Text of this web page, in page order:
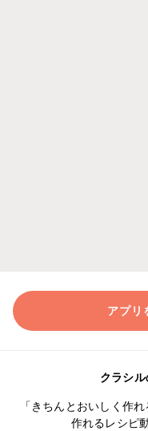
アプリ
クラシ
「きちんとおいしく作
作れるレシピ